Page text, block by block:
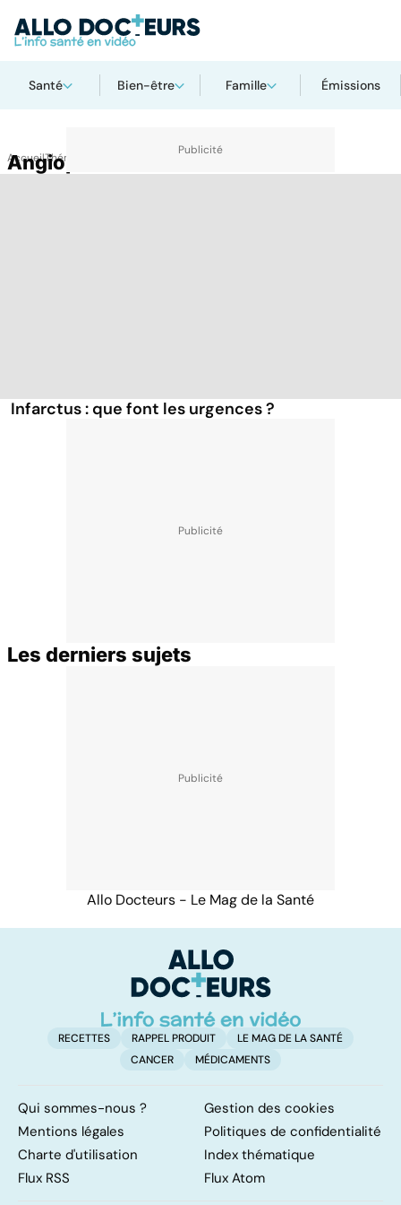
Santé Bien-être Famille Émissions
AccueilThématiques
Angioplastie
Infarctus : que font les urgences ?
Les derniers sujets
Allo Docteurs - Le Mag de la Santé
RECETTES RAPPEL PRODUIT
LE MAG DE LA SANTÉ
CANCER
MÉDICAMENTS
Qui sommes-nous ?
Gestion des cookies
Mentions légales
Politiques de confidentialité
Charte d'utilisation
Index thématique
Flux RSS
Flux Atom